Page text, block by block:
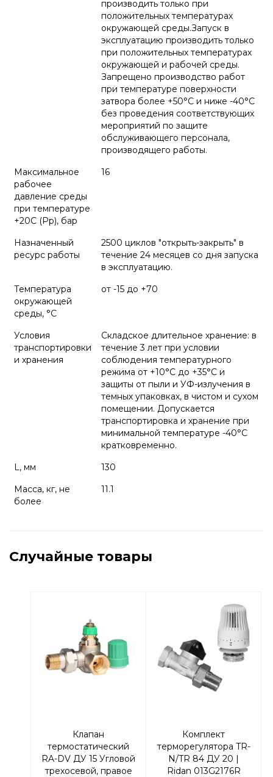
производить только при
положительных температурах
окружающей среды.Запуск в
эксплуатацию производить только
при положительных температурах
окружающей и рабочей среды.
Запрещено производство работ
при температуре поверхности
затвора более +50°С и ниже -40°С
без проведения соответствующих
мероприятий по защите
обслуживающего персонала,
производящего работы.
Максимальное
рабочее
давление среды
при температуре
+20С (Рр), бар
16
Назначенный
ресурс работы
2500 циклов "открыть-закрыть" в
течение 24 месяцев со дня запуска
в эксплуатацию.
Температура
окружающей
среды, °С
от -15 до +70
Условия
транспортировки
и хранения
Складское длительное хранение: в
течение 3 лет при условии
соблюдения температурного
режима от +10°С до +35°С и
защиты от пыли и УФ-излучения в
темных упаковках, в чистом и сухом
помещении. Допускается
транспортировка и хранение при
минимальной температуре -40°С
кратковременно.
L, мм
130
Масса, кг, не
более
11.1
Случайные товары
Клапан
термостатический
RA-DV ДУ 15 Угловой
трехосевой, правое
Комплект
терморегулятора TR-
N/TR 84 ДУ 20 |
Ridan 013G2176R